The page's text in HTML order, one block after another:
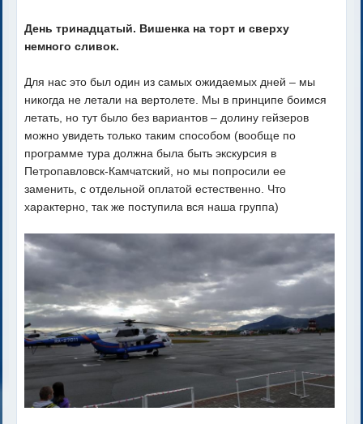
День тринадцатый. Вишенка на торт и сверху
немного сливок.
Для нас это был один из самых ожидаемых дней – мы
никогда не летали на вертолете. Мы в принципе боимся
летать, но тут было без вариантов – долину гейзеров
можно увидеть только таким способом (вообще по
программе тура должна была быть экскурсия в
Петропавловск-Камчатский, но мы попросили ее
заменить, с отдельной оплатой естественно. Что
характерно, так же поступила вся наша группа)